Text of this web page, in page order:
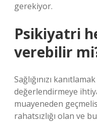
gerekiyor.
Psikiyatri
verebilir
Sağlığınızı
değerlendirmeye
muayeneden
rahatsızlığı olan ve